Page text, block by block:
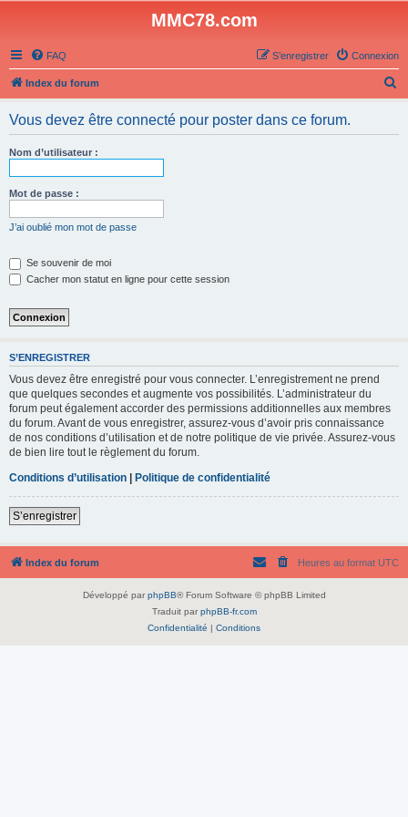
MMC78.com
FAQ Connexion
S’enregistrer
Index du forum
Vous devez être connecté pour poster dans ce forum.
Nom d’utilisateur :
Mot de passe :
J’ai oublié mon mot de passe
Se souvenir de moi
Cacher mon statut en ligne pour cette session
S’ENREGISTRER
Vous devez être enregistré pour vous connecter. L’enregistrement ne prend
que quelques secondes et augmente vos possibilités. L’administrateur du
forum peut également accorder des permissions additionnelles aux membres
du forum. Avant de vous enregistrer, assurez-vous d’avoir pris connaissance
de nos conditions d’utilisation et de notre politique de vie privée. Assurez-vous
de bien lire tout le règlement du forum.
Conditions d’utilisation | Politique de confidentialité
S’enregistrer
Index du forum Heures au format UTC
Développé par phpBB® Forum Software © phpBB Limited
Traduit par phpBB-fr.com
Confidentialité | Conditions